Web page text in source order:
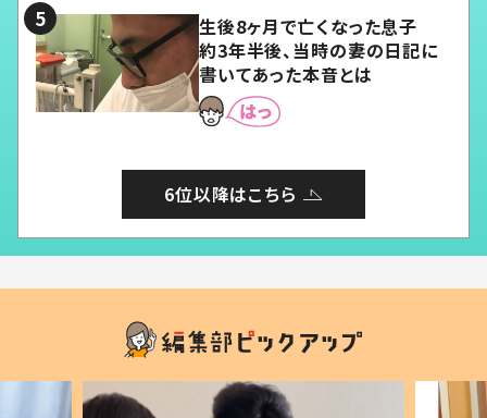
生後8ヶ月で亡くなった息子
約3年半後、当時の妻の日記に
書いてあった本音とは
6位以降はこちら